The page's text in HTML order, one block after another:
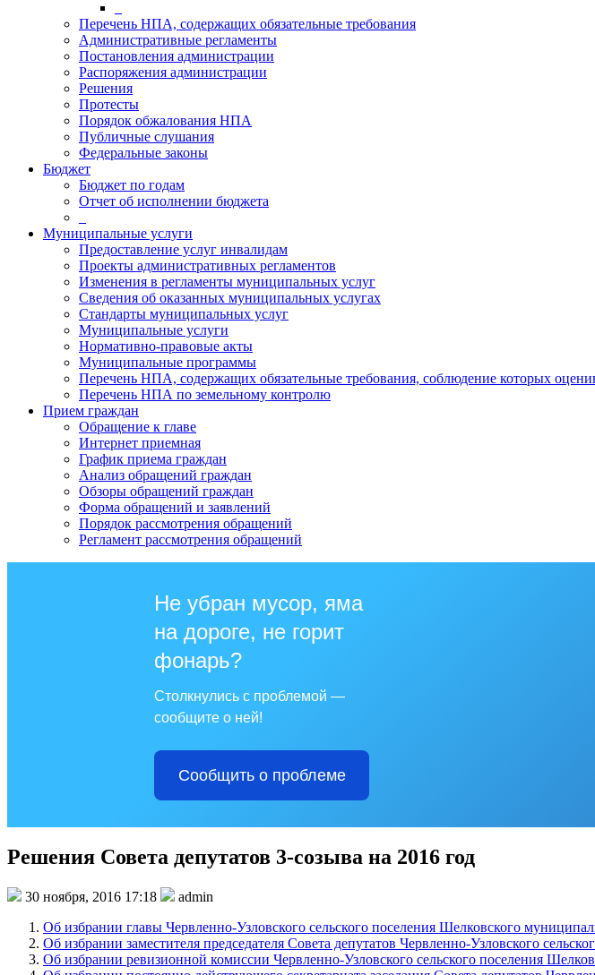
Перечень НПА, содержащих обязательные требования
Административные регламенты
Постановления администрации
Распоряжения администрации
Решения
Протесты
Порядок обжалования НПА
Публичные слушания
Федеральные законы
Бюджет
Бюджет по годам
Отчет об исполнении бюджета
Муниципальные услуги
Предоставление услуг инвалидам
Проекты административных регламентов
Изменения в регламенты муниципальных услуг
Сведения об оказанных муниципальных услугах
Стандарты муниципальных услуг
Муниципальные услуги
Нормативно-правовые акты
Муниципальные программы
Перечень НПА, содержащих обязательные требования, соблюдение которых
Перечень НПА по земельному контролю
Прием граждан
Обращение к главе
Интернет приемная
График приема граждан
Анализ обращений граждан
Обзоры обращений граждан
Форма обращений и заявлений
Порядок рассмотрения обращений
Регламент рассмотрения обращений
Не убран мусор, яма
на дороге, не горит
фонарь?
Столкнулись с проблемой —
сообщите о ней!
Сообщить о проблеме
Решения Совета депутатов 3-созыва на 2016 год
30 ноября, 2016 17:18
admin
Об избрании главы Червленно-Узловского сельского поселения Шелковского
Об избрании заместителя председателя Совета депутатов Червленно-Узловского
Об избрании ревизионной комиссии Червленно-Узловского сельского поселения